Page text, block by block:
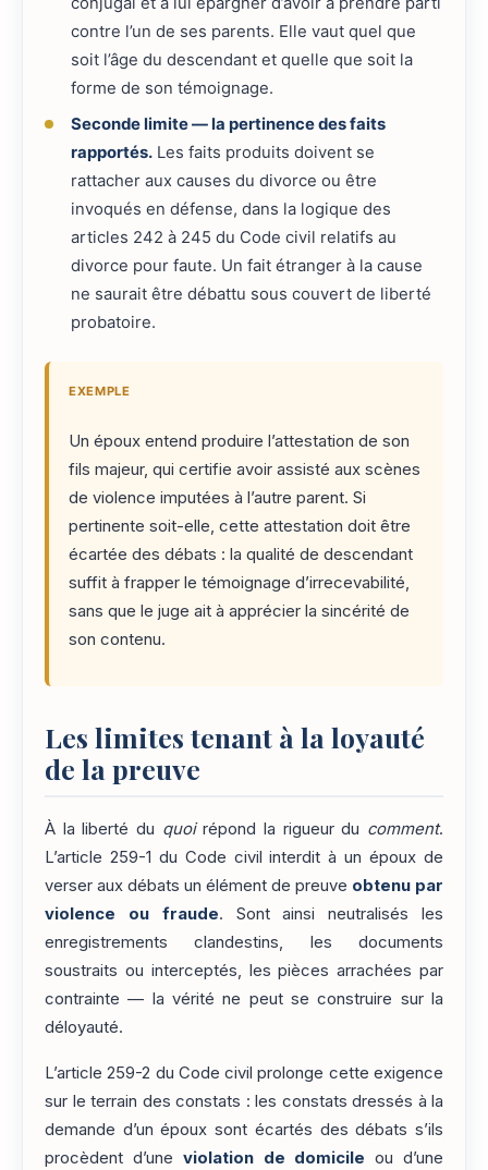
contre l’un de ses parents. Elle vaut quel que
soit l’âge du descendant et quelle que soit la
forme de son témoignage.
Seconde limite — la pertinence des faits
rapportés.Les faits produits doivent se
rattacher aux causes du divorce ou être
invoqués en défense, dans la logique des
articles 242 à 245 du Code civil relatifs au
divorce pour faute. Un fait étranger à la cause
ne saurait être débattu sous couvert de liberté
probatoire.
EXEMPLE
Un époux entend produire l’attestation de son
fils majeur, qui certifie avoir assisté aux scènes
de violence imputées à l’autre parent. Si
pertinente soit-elle, cette attestation doit être
écartée des débats : la qualité de descendant
suffit à frapper le témoignage d’irrecevabilité,
sans que le juge ait à apprécier la sincérité de
son contenu.
Les limites tenant à la loyauté
de la preuve
À la liberté du quoirépond la rigueur du comment.
L’article 259-1 du Code civil interdit à un époux de
verser aux débats un élément de preuve obtenu par
violence ou fraude. Sont ainsi neutralisés les
enregistrements clandestins, les documents
soustraits ou interceptés, les pièces arrachées par
contrainte — la vérité ne peut se construire sur la
déloyauté.
L’article 259-2 du Code civil prolonge cette exigence
sur le terrain des constats : les constats dressés à la
demande d’un époux sont écartés des débats s’ils
procèdent d’une violation de domicile ou d’une